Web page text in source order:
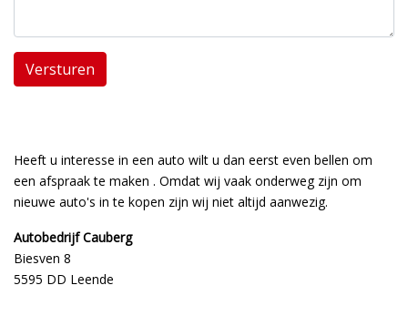
Versturen
Heeft u interesse in een auto wilt u dan eerst even bellen om
een afspraak te maken . Omdat wij vaak onderweg zijn om
nieuwe auto's in te kopen zijn wij niet altijd aanwezig.
Autobedrijf Cauberg
Biesven 8
5595 DD Leende